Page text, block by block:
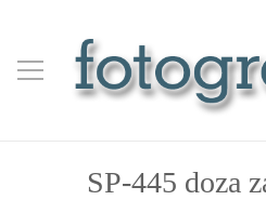
SP-445 doza